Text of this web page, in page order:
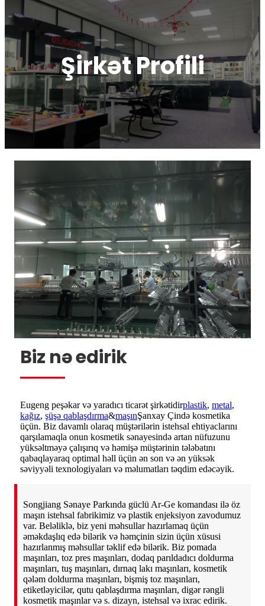
Şirkət Profili
Biz nə edirik
Eugeng peşəkar və yaradıcı ticarət şirkətidirplastik, metal,
kağız, şüşə qablaşdırma&maşınŞanxay Çində kosmetika
üçün. Biz davamlı olaraq müştərilərin istehsal ehtiyaclarını
qarşılamaqla onun kosmetik sənayesində artan nüfuzunu
yüksəltməyə çalışırıq və həmişə müştərinin tələbatını
qabaqlayaraq optimal həll üçün ən son və ən yüksək
səviyyəli texnologiyaları və məlumatları təqdim edəcəyik.
Songjiang Sənaye Parkında güclü Ar-Ge komandası ilə öz
maşın istehsal fabrikimiz və plastik enjeksiyon zavodumuz
var. Beləliklə, biz yeni məhsullar hazırlamaq üçün
əməkdaşlıq edə bilərik və həmçinin sizin üçün xüsusi
hazırlanmış məhsullar təklif edə bilərik. Biz pomada
maşınları, toz pres maşınları, dodaq parıldadıcı doldurma
maşınları, tuş maşınları, dırnaq lakı maşınları, kosmetik
qələm doldurma maşınları, bişmiş toz maşınları,
etiketləyicilər, qutu qablaşdırma maşınları, digər rəngli
kosmetik maşınlar və s. dizayn, istehsal və ixrac edirik.